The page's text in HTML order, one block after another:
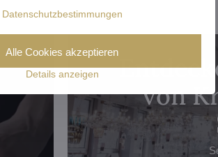
von
Datenschutzbestimmungen
Details anzeigen
Alle Cookies akzeptieren